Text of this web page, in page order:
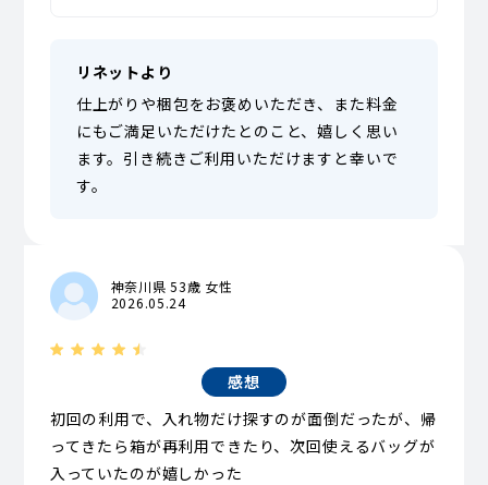
リネットより
仕上がりや梱包をお褒めいただき、また料金
にもご満足いただけたとのこと、嬉しく思い
ます。引き続きご利用いただけますと幸いで
す。
神奈川県 53歳 女性
2026.05.24
感想
初回の利用で、入れ物だけ探すのが面倒だったが、帰
ってきたら箱が再利用できたり、次回使えるバッグが
入っていたのが嬉しかった